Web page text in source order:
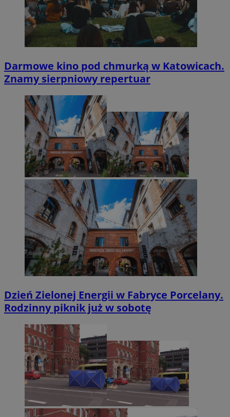
Darmowe kino pod chmurką w Katowicach.
Znamy sierpniowy repertuar
Dzień Zielonej Energii w Fabryce Porcelany.
Rodzinny piknik już w sobotę